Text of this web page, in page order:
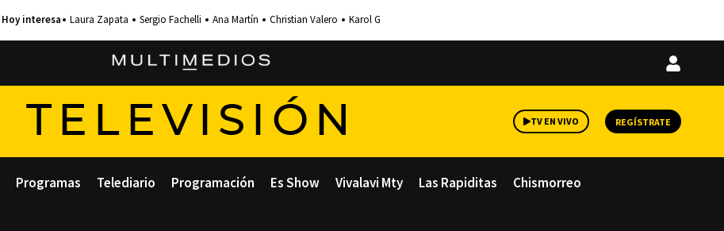
Laura Zapata Sergio Fachelli Ana Martín Christian Valero Karol G
Iniciar
TELEVISIÓN TV EN VIVO REGÍSTRATE
Programas Telediario Programación Es Show Vivalavi Mty Las Rapiditas Chismorreo